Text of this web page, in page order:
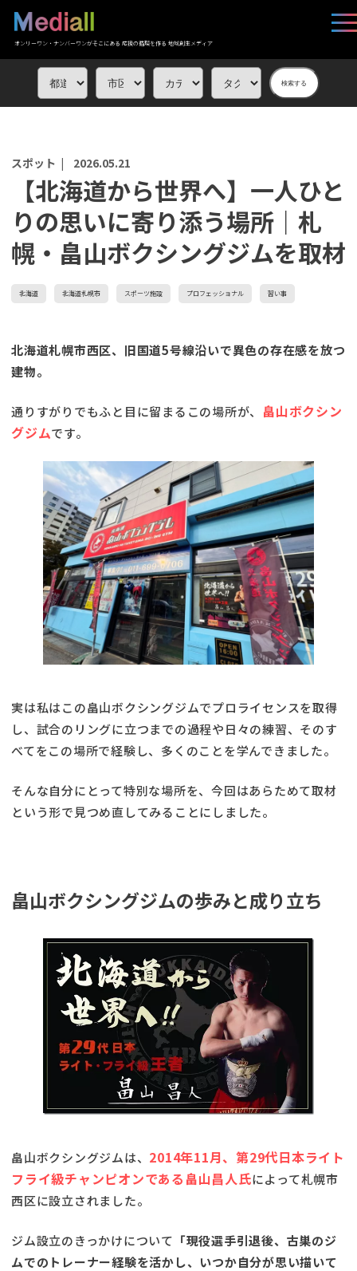
オンリーワン・ナンバーワンがそこにある 応援の循環を作る 地域創生メディア
検索する
スポット | 2026.05.21
【北海道から世界へ】一人ひと
りの思いに寄り添う場所｜札
幌・畠山ボクシングジムを取材
北海道 北海道札幌市 スポーツ施設 プロフェッショナル 習い事
北海道札幌市西区、旧国道5号線沿いで異色の存在感を放つ
建物。
通りすがりでもふと目に留まるこの場所が、 畠山ボクシン
グジムです。
実は私はこの畠山ボクシングジムでプロライセンスを取得
し、試合のリングに立つまでの過程や日々の練習、そのす
べてをこの場所で経験し、多くのことを学んできました。
そんな自分にとって特別な場所を、今回はあらためて取材
という形で見つめ直してみることにしました。
畠山ボクシングジムの歩みと成り立ち
畠山ボクシングジムは、 2014年11月、第29代日本ライト
フライ級チャンピオンである畠山昌人氏によって札幌市
西区に設立されました。
ジム設立のきっかけについて 「現役選手引退後、古巣のジ
ムでのトレーナー経験を活かし、いつか自分が思い描いて